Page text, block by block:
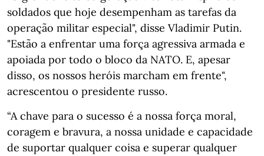
soldados que hoje desempenham as tarefas da
operação militar especial", disse Vladimir Putin.
"Estão a enfrentar uma força agressiva armada e
apoiada por todo o bloco da NATO. E, apesar
disso, os nossos heróis marcham em frente",
acrescentou o presidente russo.
“A chave para o sucesso é a nossa força moral,
coragem e bravura, a nossa unidade e capacidade
de suportar qualquer coisa e superar qualquer